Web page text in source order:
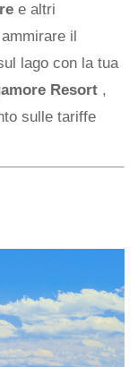
e altri
il
lago con la tua
Resort ,
sulle tariffe